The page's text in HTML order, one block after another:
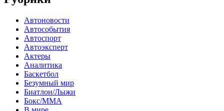
Автоновости
Автособытия
Автоспорт
Автоэксперт
Актеры
Аналитика
Баскетбол
Безумный мир
Биатлон/Лыжи
Бокс/MMA